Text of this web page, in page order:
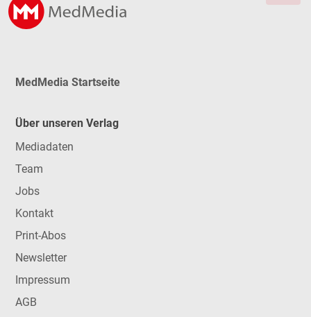
MedMedia Startseite
Über unseren Verlag
Mediadaten
Team
Jobs
Kontakt
Print-Abos
Newsletter
Impressum
AGB